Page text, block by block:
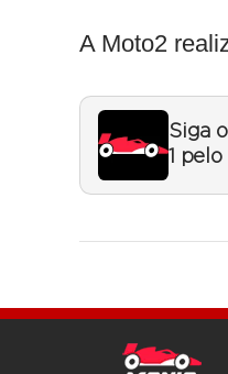
A Moto2
Siga
1